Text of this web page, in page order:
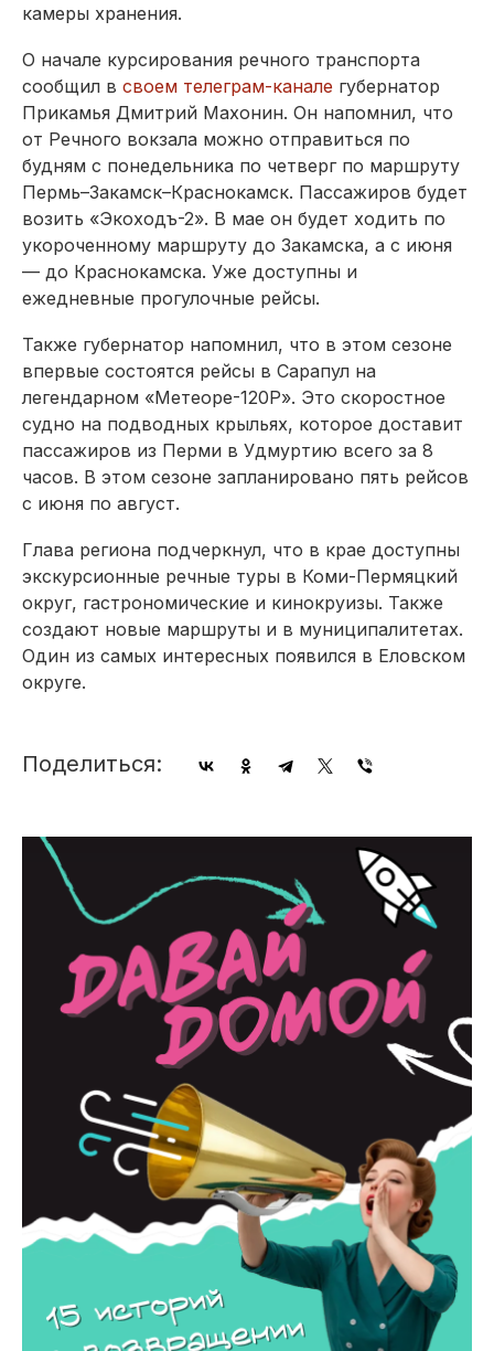
камеры хранения.
О начале курсирования речного транспорта
сообщил в своем телеграм-канале губернатор
Прикамья Дмитрий Махонин. Он напомнил, что
от Речного вокзала можно отправиться по
будням с понедельника по четверг по маршруту
Пермь–Закамск–Краснокамск. Пассажиров будет
возить «Экоходъ-2». В мае он будет ходить по
укороченному маршруту до Закамска, а с июня
— до Краснокамска. Уже доступны и
ежедневные прогулочные рейсы.
Также губернатор напомнил, что в этом сезоне
впервые состоятся рейсы в Сарапул на
легендарном «Метеоре-120Р». Это скоростное
судно на подводных крыльях, которое доставит
пассажиров из Перми в Удмуртию всего за 8
часов. В этом сезоне запланировано пять рейсов
с июня по август.
Глава региона подчеркнул, что в крае доступны
экскурсионные речные туры в Коми-Пермяцкий
округ, гастрономические и кинокруизы. Также
создают новые маршруты и в муниципалитетах.
Один из самых интересных появился в Еловском
округе.
Поделиться: